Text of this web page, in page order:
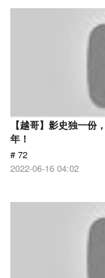
【越哥】影史独一份
年！
# 72
2022-06-16 04:02